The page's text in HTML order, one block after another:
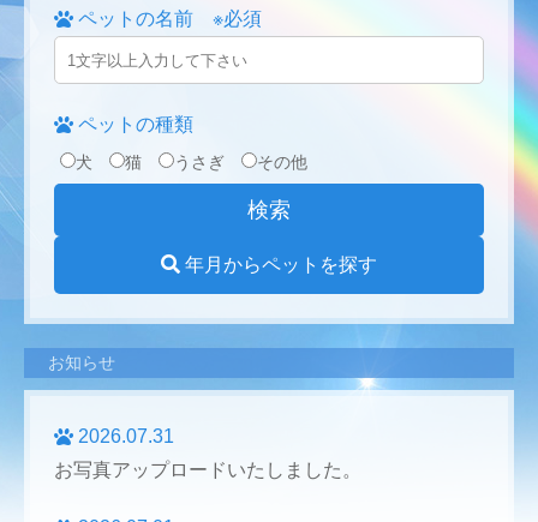
ペットの名前 ※必須
ペットの種類
犬 猫 うさぎ その他
年月からペットを探す
お知らせ
2026.07.31
お写真アップロードいたしました。